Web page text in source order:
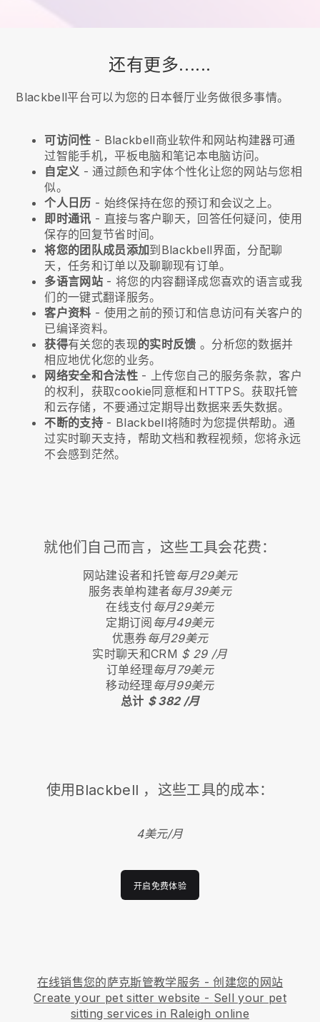
还有更多......
Blackbell平台可以为您的日本餐厅业务做很多事情。
可访问性 - Blackbell商业软件和网站构建器可通
过智能手机，平板电脑和笔记本电脑访问。
自定义 - 通过颜色和字体个性化让您的网站与您相
似。
个人日历 - 始终保持在您的预订和会议之上。
即时通讯 - 直接与客户聊天，回答任何疑问，使用
保存的回复节省时间。
将您的团队成员添加到 Blackbell界面，分配聊
天，任务和订单以及聊聊现有订单。
多语言网站 - 将您的内容翻译成您喜欢的语言或我
们的一键式翻译服务。
客户资料 - 使用之前的预订和信息访问有关客户的
已编译资料。
获得有关您的表现的实时反馈 。分析您的数据并
相应地优化您的业务。
网络安全和合法性- 上传您自己的服务条款，客户
的权利，获取cookie同意框和HTTPS。获取托管
和云存储，不要通过定期导出数据来丢失数据。
不断的支持 - Blackbell将随时为您提供帮助。通
过实时聊天支持，帮助文档和教程视频，您将永远
不会感到茫然。
就他们自己而言，这些工具会花费：
网站建设者和托管每月29美元
服务表单构建者每月39美元
在线支付每月29美元
定期订阅 每月49美元
优惠券每月29美元
实时聊天和CRM $ 29 /月
订单经理每月79美元
移动经理 每月99美元
总计 $ 382 /月
使用 Blackbell ，这些工具的成本：
4美元/月
开启免费体验
在线销售您的萨克斯管教学服务 - 创建您的网站
Create your pet sitter website - Sell your pet
sitting services in Raleigh online